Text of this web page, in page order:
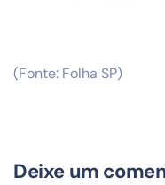
(Fonte: Folha SP)
Deixe um